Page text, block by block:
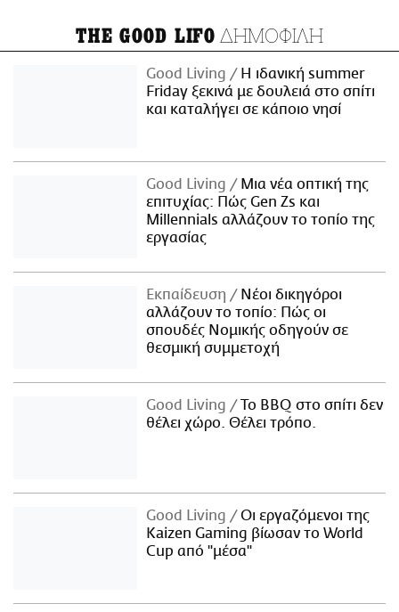
THE GOOD LIFO ΔΗΜΟΦΙΛΗ
Good Living
Η ιδανική summer
Friday ξεκινά με δουλειά στο σπίτι
και καταλήγει σε κάποιο νησί
Good Living
Μια νέα οπτική της
επιτυχίας: Πώς Gen Zs και
Millennials αλλάζουν το τοπίο της
εργασίας
Εκπαίδευση
Νέοι δικηγόροι
αλλάζουν το τοπίο: Πώς οι
σπουδές Νομικής οδηγούν σε
θεσμική συμμετοχή
Good Living
Το BBQ στο σπίτι δεν
θέλει χώρο. Θέλει τρόπο.
Good Living
Οι εργαζόμενοι της
Kaizen Gaming βίωσαν το World
Cup από "μέσα"